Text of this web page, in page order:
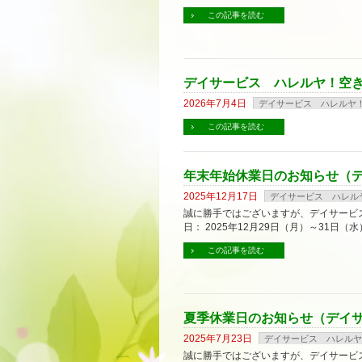
この記事を読む
デイサービス ハレルヤ！空
2026年7月4日 デイサービス ハレルヤ
この記事を読む
年末年始休業日のお知らせ（
2025年12月17日 デイサービス ハレル
誠に勝手ではございますが、デイサー
日： 2025年12月29日（月）～31日（
この記事を読む
夏季休業日のお知らせ（デイ
2025年7月23日 デイサービス ハレル
誠に勝手ではございますが、デイサー